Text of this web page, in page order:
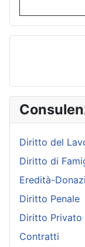
Diritto del
Diritto di
Eredità-
Diritto Penale
Diritto Privato
Contratti